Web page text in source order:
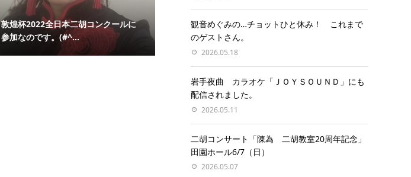
敦煌杯2022全日本二胡コンクールに
参加なのです。(#^...
観音めぐみの…チョットひと休み！ これまで
のゲストさん。
2026.05.18
岩手夜曲 カラオケ「ＪＯＹＳＯＵＮＤ」にも
配信されました。
2026.05.11
二胡コンサート「陳為 二胡教室20周年記念」
田園ホール6/7（日）
2026.05.07